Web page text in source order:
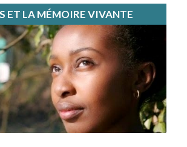
ET LA MÉMOIRE VIVANTE